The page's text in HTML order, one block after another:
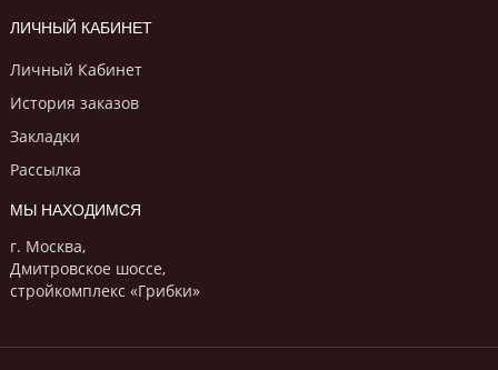
ЛИЧНЫЙ КАБИНЕТ
Личный Кабинет
История заказов
Закладки
Рассылка
МЫ НАХОДИМСЯ
г. Москва,
Дмитровское шоссе,
стройкомплекс «Грибки»